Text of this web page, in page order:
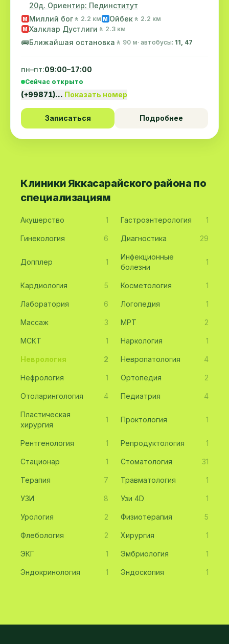
20д. Ориентир: Пединститут
M Миллий бог 🚶 2.2 км M Ойбек 🚶 2.2 км
M Халклар Дустлиги 🚶 2.3 км
🚌Ближайшая остановка 🚶 90 м· автобусы: 11, 47
пн–пт:09:00–17:00
Сейчас открыто
(+99871)… Показать номер
Записаться Подробнее
Клиники Яккасарайского района по
специализациям
Акушерство 1 Гастроэнтерология 1
Гинекология 6 Диагностика 29
Допплер 1
Инфекционные
болезни
1
Кардиология 5 Косметология 1
Лаборатория 6 Логопедия 1
Массаж 3 МРТ 2
МСКТ 1 Наркология 1
Неврология 2 Невропатология 4
Нефрология 1 Ортопедия 2
Отоларингология 4 Педиатрия 4
Пластическая
хирургия
1 Проктология 1
Рентгенология 1 Репродуктология 1
Стационар 1 Стоматология 31
Терапия 7 Травматология 1
УЗИ 8 Узи 4D 1
Урология 2 Физиотерапия 5
Флебология 2 Хирургия 1
ЭКГ 1 Эмбриология 1
Эндокринология 1 Эндоскопия 1